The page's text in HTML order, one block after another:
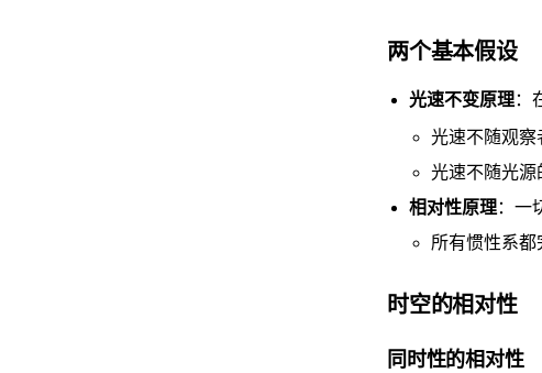
两个基本假设
光速不变原理：
光速不随观察
光速不随光源
相对性原理：一
所有惯性系
时空的相对性
同时性的相对性